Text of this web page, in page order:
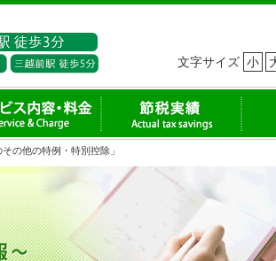
文字サイズ 小
の他の特例・特別控除」